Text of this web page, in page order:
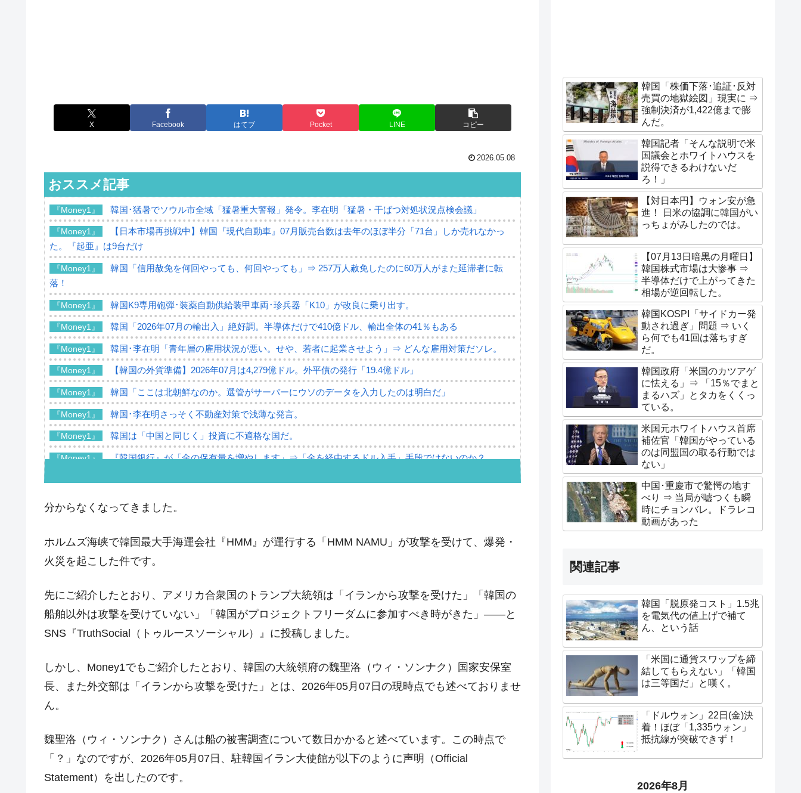
X Facebook はてブ Pocket LINE コピー
2026.05.08
おススメ記事
『Money1』 韓国･猛暑でソウル市全域「猛暑重大警報」発令。李在明「猛暑・干ばつ対処状況点検会議」
『Money1』
【日本市場再挑戦中】韓国『現代自動車』07月販売台数は去年のほぼ半分「71台」しか売れなかっ
た。『起亜』は9台だけ
『Money1』
韓国「信用赦免を何回やっても、何回やっても」⇒ 257万人赦免したのに60万人がまた延滞者に転
落！
『Money1』 韓国K9専用砲弾･装薬自動供給装甲車両･珍兵器「K10」が改良に乗り出す。
『Money1』 韓国「2026年07月の輸出入」絶好調。半導体だけで410億ドル、輸出全体の41％もある
『Money1』 韓国･李在明「青年層の雇用状況が悪い。せや、若者に起業させよう」⇒ どんな雇用対策だソレ。
『Money1』 【韓国の外貨準備】2026年07月は4,279億ドル。外平債の発行「19.4億ドル」
『Money1』 韓国「ここは北朝鮮なのか。選管がサーバーにウソのデータを入力したのは明白だ」
『Money1』 韓国･李在明さっそく不動産対策で浅薄な発言。
『Money1』 韓国は「中国と同じく」投資に不適格な国だ。
『Money1』 『韓国銀行』が「金の保有量を増やします」⇒「金を経由するドル入手」手段ではないのか？
『Money1』 韓国･帰ってきた李在明。李在明を支持しない「50.5％」に上昇
壟断
『Money1』 韓国･警察職員が「丸刈りになって抗議活動」
『Money1』 韓国製造業「半導体絶好調」のウラで他業種は全般的「不調」⇒ PSIが示す現況は決して良くない。
『Money1』 韓国型イージス搭載の次世代駆逐艦「KDDX」1番艦、2032年竣工と公示
『Money1』 【対日本円】ウォン安が急進！ 日米の協調に韓国がいっちょがみしたのでは。
『Money1』
ドを掲げる「在韓反米勢力」
『Money1』 韓国政府「2035年までに18.4GW規模のAIデータセンター整備」⇒ だから無理だってば。
分からなくなってきました。
ホルムズ海峡で韓国最大手海運会社『HMM』が運行する「HMM NAMU」が攻撃を受けて、爆発・
火災を起こした件です。
先にご紹介したとおり、アメリカ合衆国のトランプ大統領は「イランから攻撃を受けた」「韓国の
船舶以外は攻撃を受けていない」「韓国がプロジェクトフリーダムに参加すべき時がきた」――と
SNS『TruthSocial（トゥルースソーシャル）』に投稿しました。
しかし、Money1でもご紹介したとおり、韓国の大統領府の魏聖洛（ウィ・ソンナク）国家安保室
長、また外交部は「イランから攻撃を受けた」とは、2026年05月07日の現時点でも述べておりませ
ん。
魏聖洛（ウィ・ソンナク）さんは船の被害調査について数日かかると述べています。この時点で
「？」なのですが、2026年05月07日、駐韓国イラン大使館が以下のように声明（Official
Statement）を出したのです。
韓国「株価下落･追証･反対
売買の地獄絵図」現実に ⇒
強制決済が1,422億まで膨
んだ。
韓国記者「そんな説明で米
国議会とホワイトハウスを
説得できるわけないだ
ろ！」
【対日本円】ウォン安が急
進！ 日米の協調に韓国がい
っちょがみしたのでは。
【07月13日暗黒の月曜日】
韓国株式市場は大惨事 ⇒
半導体だけで上がってきた
相場が逆回転した。
韓国KOSPI「サイドカー発
動され過ぎ」問題 ⇒ いく
ら何でも41回は落ちすぎ
だ。
韓国政府「米国のカツアゲ
に怯える」⇒ 「15％でまと
まるハズ」とタカをくくっ
ている。
米国元ホワイトハウス首席
補佐官「韓国がやっている
のは同盟国の取る行動では
ない」
中国･重慶市で驚愕の地す
べり ⇒ 当局が嘘つくも瞬
時にチョンバレ。ドラレコ
動画があった
関連記事
韓国「脱原発コスト」1.5兆
を電気代の値上げで補て
ん、という話
「米国に通貨スワップを締
結してもらえない」「韓国
は三等国だ」と嘆く。
「ドルウォン」22日(金)決
着！ほぼ「1,335ウォン」
抵抗線が突破できず！
2026年8月